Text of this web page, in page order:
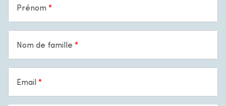
Prénom
Nom de famille
Email